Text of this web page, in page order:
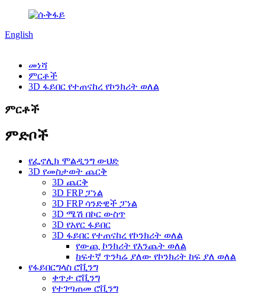
English
መነሻ
ምርቶች
3D ፋይበር የተጠናከረ የኮንክሪት ወለል
ምርቶች
ምድቦች
የፌኖሊክ ሞልዲንግ ውህድ
3D የመስታወት ጨርቅ
3D ጨርቅ
3D FRP ፓነል
3D FRP ሳንድዊች ፓነል
3D ሜሽ በኮር ውስጥ
3D የአየር ፋይበር
3D ፋይበር የተጠናከረ የኮንክሪት ወለል
የውጪ ኮንክሪት የእንጨት ወለል
ከፍተኛ ጥንካሬ ያለው የኮንክሪት ከፍ ያለ ወለል
የፋይበርግላስ ሮቪንግ
ቀጥታ ሮቪንግ
የተገጣጠመ ሮቪንግ